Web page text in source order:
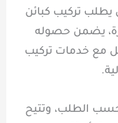
تركيب كبائن
يضمن حصوله
مع خدمات تركيب
الطلب، وتتيح